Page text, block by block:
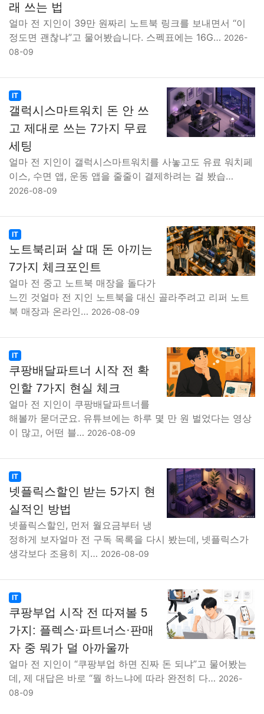
래 쓰는 법
얼마 전 지인이 39만 원짜리 노트북 링크를 보내면서 “이
정도면 괜찮냐”고 물어봤습니다. 스펙표에는 16G… 2026-
08-09
IT
갤럭시스마트워치 돈 안 쓰
고 제대로 쓰는 7가지 무료
세팅
얼마 전 지인이 갤럭시스마트워치를 사놓고도 유료 워치페
이스, 수면 앱, 운동 앱을 줄줄이 결제하려는 걸 봤습…
2026-08-09
IT
노트북리퍼 살 때 돈 아끼는
7가지 체크포인트
얼마 전 중고 노트북 매장을 돌다가
느낀 것얼마 전 지인 노트북을 대신 골라주려고 리퍼 노트
북 매장과 온라인… 2026-08-09
IT
쿠팡배달파트너 시작 전 확
인할 7가지 현실 체크
얼마 전 지인이 쿠팡배달파트너를
해볼까 묻더군요. 유튜브에는 하루 몇 만 원 벌었다는 영상
이 많고, 어떤 블… 2026-08-09
IT
넷플릭스할인 받는 5가지 현
실적인 방법
넷플릭스할인, 먼저 월요금부터 냉
정하게 보자얼마 전 구독 목록을 다시 봤는데, 넷플릭스가
생각보다 조용히 지… 2026-08-09
IT
쿠팡부업 시작 전 따져볼 5
가지: 플렉스·파트너스·판매
자 중 뭐가 덜 아까울까
얼마 전 지인이 “쿠팡부업 하면 진짜 돈 되냐”고 물어봤는
데, 제 대답은 바로 “뭘 하느냐에 따라 완전히 다… 2026-
08-09